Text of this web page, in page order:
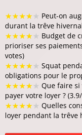
★★★★★ Peut-on
durant la trêve
★★★★★ Budget de
prioriser ses
votes)
★★★★★ Squat
obligations pour le
★★★★★ Que faire
payer votre loyer ?
★★★★★ Quelles
loyer pendant la trêve